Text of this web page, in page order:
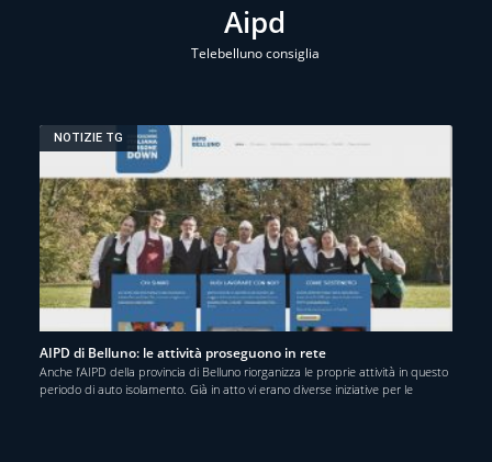
Aipd
Telebelluno consiglia
NOTIZIE TG
AIPD di Belluno: le attività proseguono in rete
Anche l’AIPD della provincia di Belluno riorganizza le proprie attività in questo
periodo di auto isolamento. Già in atto vi erano diverse iniziative per le